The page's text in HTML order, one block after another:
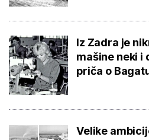
Iz Zadra je
mašine neki i
priča o
Velike